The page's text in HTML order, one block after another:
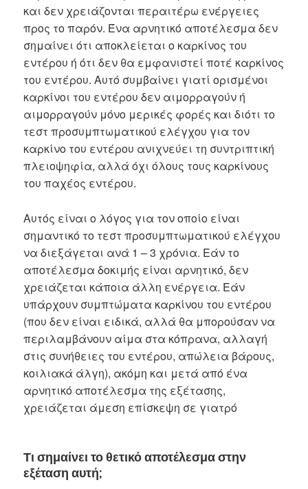
και δεν χρειάζονται περαιτέρω ενέργειες
προς το παρόν. Ένα αρνητικό αποτέλεσμα δεν
σημαίνει ότι αποκλείεται ο καρκίνος του
εντέρου ή ότι δεν θα εμφανιστεί ποτέ καρκίνος
του εντέρου. Αυτό συμβαίνει γιατί ορισμένοι
καρκίνοι του εντέρου δεν αιμορραγούν ή
αιμορραγούν μόνο μερικές φορές και διότι το
τεστ προσυμπτωματικού ελέγχου για τον
καρκίνο του εντέρου ανιχνεύει τη συντριπτική
πλειοψηφία, αλλά όχι όλους τους καρκίνους
του παχέος εντέρου.
Αυτός είναι ο λόγος για τον οποίο είναι
σημαντικό το τεστ προσυμπτωματικού ελέγχου
να διεξάγεται ανά 1 – 3 χρόνια. Εάν το
αποτέλεσμα δοκιμής είναι αρνητικό, δεν
χρειάζεται κάποια άλλη ενέργεια. Εάν
υπάρχουν συμπτώματα καρκίνου του εντέρου
(που δεν είναι ειδικά, αλλά θα μπορούσαν να
περιλαμβάνουν αίμα στα κόπρανα, αλλαγή
στις συνήθειες του εντέρου, απώλεια βάρους,
κοιλιακά άλγη), ακόμη και μετά από ένα
αρνητικό αποτέλεσμα της εξέτασης,
χρειάζεται άμεση επίσκεψη σε γιατρό
Τι σημαίνει το θετικό αποτέλεσμα στην
εξέταση αυτή;